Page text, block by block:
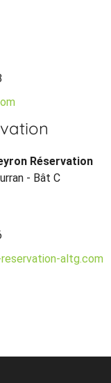
Réservation
- Bât C
altg.com